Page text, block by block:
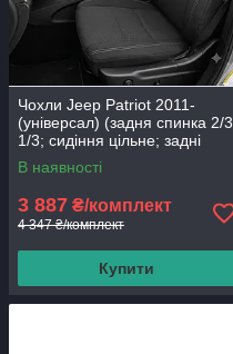
Чохли Jeep Patriot 2011-
(універсал) (задня спинка 2/3
1/3; сидіння цільне; задні
підголівники "горби"; 2
В наявності
3 887 ₴/комплект
4 347 ₴/комплект
Купити